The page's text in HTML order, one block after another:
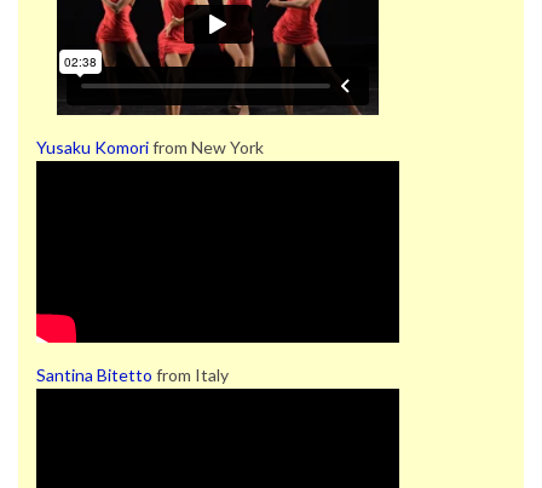
Yusaku Komorifrom New York
Santina Bitetto from Italy